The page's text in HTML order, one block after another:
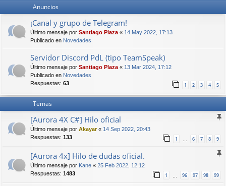
Anuncios
¡Canal y grupo de Telegram!
Último mensaje por Santiago Plaza « 14 May 2022, 17:13
Publicado en Novedades
Servidor Discord PdL (tipo TeamSpeak)
Último mensaje por Santiago Plaza « 13 Mar 2024, 17:12
Publicado en Novedades
Respuestas: 63 1 2 3 4 5
Temas
[Aurora 4X C#] Hilo oficial
Último mensaje por Akayar« 14 Sep 2022, 20:43
Respuestas: 133 1 6 7 8 9
[Aurora 4x] Hilo de dudas oficial.
Último mensaje por Kane « 25 Feb 2022, 12:12
Respuestas: 1483 1 96 97 98 99